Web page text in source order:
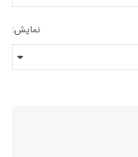
نمایش: